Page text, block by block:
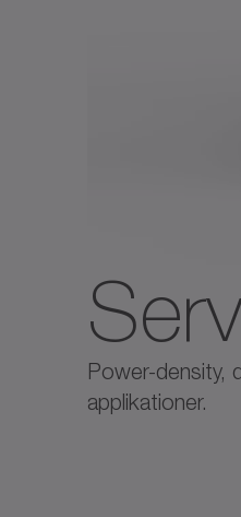
Power-density,
applikationer.